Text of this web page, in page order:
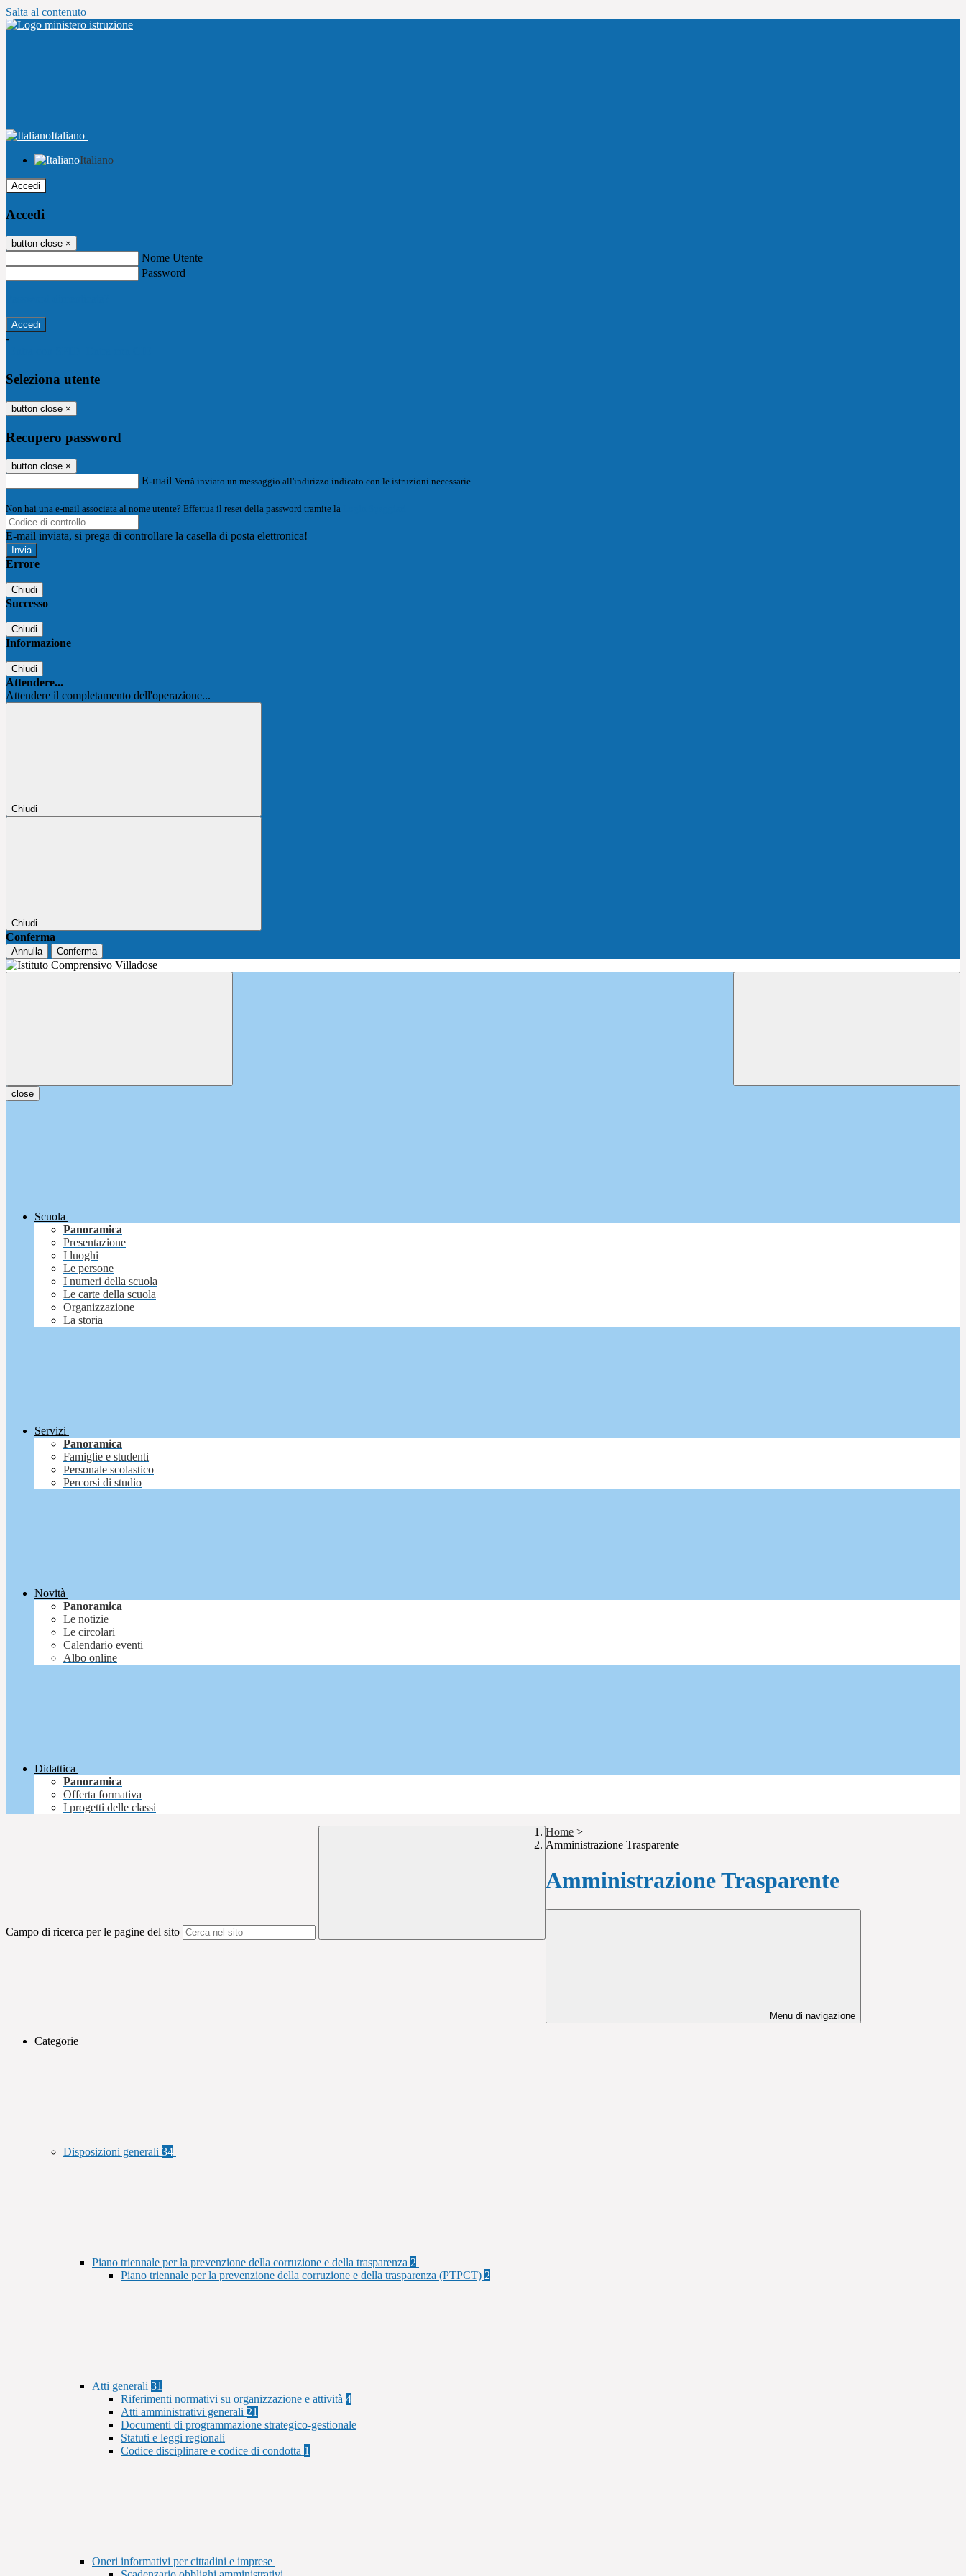
Salta al contenuto
Italiano
Italiano
Accedi
Accedi
button close ×
Nome Utente
Password
-
Seleziona utente
button close ×
Recupero password
button close ×
E-mail Verrà inviato un messaggio all'indirizzo indicato con le istruzioni necessarie.
Non hai una e-mail associata al nome utente? Effettua il reset della password tramite la
E-mail inviata, si prega di controllare la casella di posta elettronica!
Errore
Chiudi
Successo
Chiudi
Informazione
Chiudi
Attendere...
Attendere il completamento dell'operazione...
Chiudi
Chiudi
Conferma
Annulla Conferma
close
Scuola
Panoramica
Presentazione
I luoghi
Le persone
I numeri della scuola
Le carte della scuola
Organizzazione
La storia
Servizi
Panoramica
Famiglie e studenti
Personale scolastico
Percorsi di studio
Novità
Panoramica
Le notizie
Le circolari
Calendario eventi
Albo online
Didattica
Panoramica
Offerta formativa
I progetti delle classi
Campo di ricerca per le pagine del sito
Home >
Amministrazione Trasparente
Amministrazione Trasparente
Menu di navigazione
Categorie
Disposizioni generali 34
Piano triennale per la prevenzione della corruzione e della trasparenza 2
Piano triennale per la prevenzione della corruzione e della trasparenza (PTPCT) 2
Atti generali 31
Riferimenti normativi su organizzazione e attività 4
Atti amministrativi generali 21
Documenti di programmazione strategico-gestionale
Statuti e leggi regionali
Codice disciplinare e codice di condotta 1
Oneri informativi per cittadini e imprese